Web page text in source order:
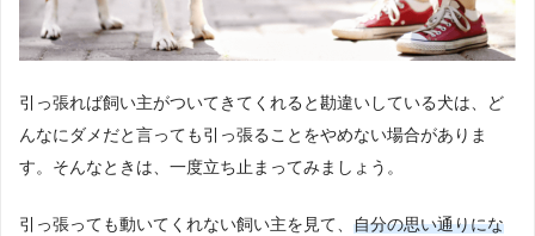
引っ張れば飼い主がついてきてくれると勘違いしている犬は、ど
んなにダメだと言っても引っ張ることをやめない場合がありま
す。そんなときは、一度立ち止まってみましょう。
引っ張っても動いてくれない飼い主を見て、 自分の思い通りにな